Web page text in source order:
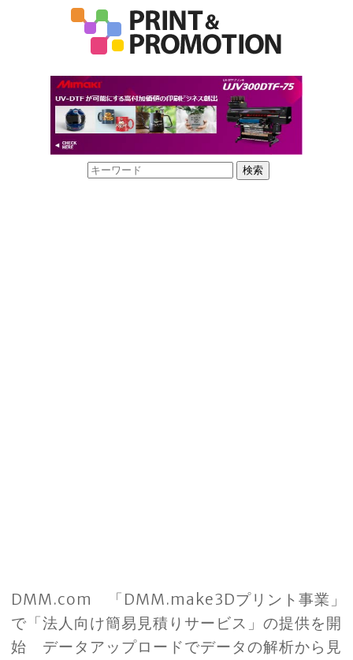
DMM.com 「DMM.make3Dプリント事業」
で「法人向け簡易見積りサービス」の提供を開
始 データアップロードでデータの解析から見